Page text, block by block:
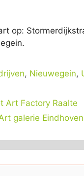
op:
, Nieuwegein,
Art Factory Raalte
galerie Eindhoven